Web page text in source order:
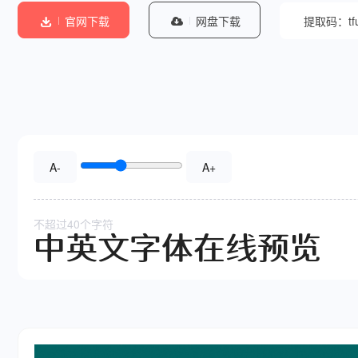
官网下载 网盘下载 提取码：
A- A+
不超过40个字符
中英文字体在线预览